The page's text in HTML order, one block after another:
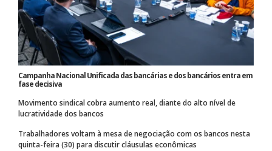
Campanha Nacional Unificada das bancárias e dos bancários entra em
fase decisiva
Movimento sindical cobra aumento real, diante do alto nível de
lucratividade dos bancos
Trabalhadores voltam à mesa de negociação com os bancos nesta
quinta-feira (30) para discutir cláusulas econômicas